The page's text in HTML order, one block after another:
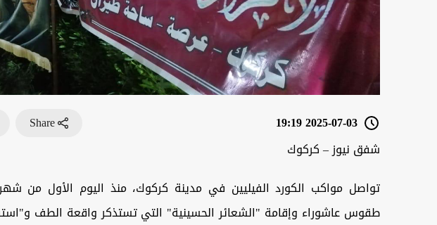
2025-07-03 19:19
Share
شفق نيوز – كركوك
تواصل مواكب الكورد الفيليين في مدينة كركوك، منذ اليوم الأول من
طقوس عاشوراء وإقامة "الشعائر الحسينية" التي تستذكر واقعة الطف